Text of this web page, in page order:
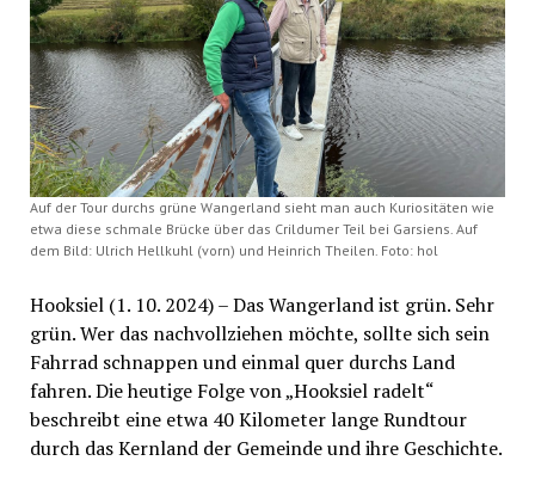
Auf der Tour durchs grüne Wangerland sieht man auch Kuriositäten wie
etwa diese schmale Brücke über das Crildumer Teil bei Garsiens. Auf
dem Bild: Ulrich Hellkuhl (vorn) und Heinrich Theilen. Foto: hol
Hooksiel (1. 10. 2024) – Das Wangerland ist grün. Sehr
grün. Wer das nachvollziehen möchte, sollte sich sein
Fahrrad schnappen und einmal quer durchs Land
fahren. Die heutige Folge von „Hooksiel radelt“
beschreibt eine etwa 40 Kilometer lange Rundtour
durch das Kernland der Gemeinde und ihre Geschichte.